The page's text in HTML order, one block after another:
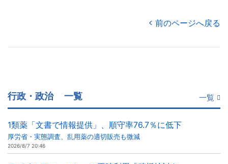
前のページへ戻る
行政・政治 一覧 一覧
1類薬「文書で情報提供」、順守率76.7％に低下
厚労省・実態調査、乱用薬の適切販売も微減
2026/8/7 20:46